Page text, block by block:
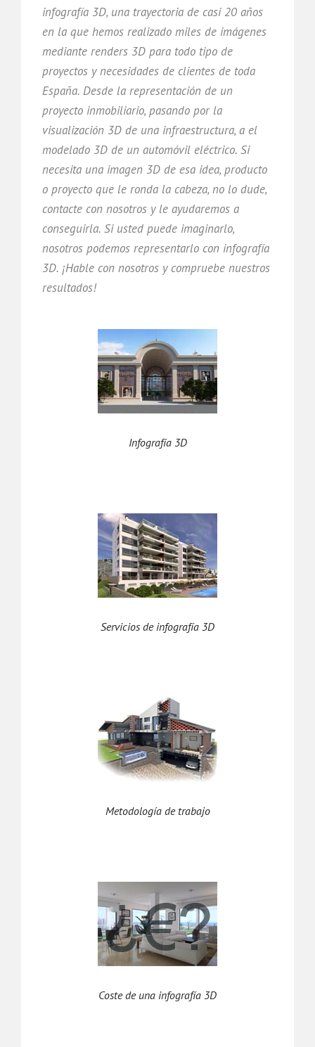
infografía 3D, una trayectoria de casi 20 años
en la que hemos realizado miles de imágenes
mediante renders 3D para todo tipo de
proyectos y necesidades de clientes de toda
España. Desde la representación de un
proyecto inmobiliario, pasando por la
visualización 3D de una infraestructura, a el
modelado 3D de un automóvil eléctrico. Si
necesita una imagen 3D de esa idea, producto
o proyecto que le ronda la cabeza, no lo dude,
contacte con nosotros y le ayudaremos a
conseguirla. Si usted puede imaginarlo,
nosotros podemos representarlo con infografía
3D. ¡Hable con nosotros y compruebe nuestros
resultados!
Infografía 3D
Servicios de infografía 3D
Metodología de trabajo
Coste de una infografía 3D